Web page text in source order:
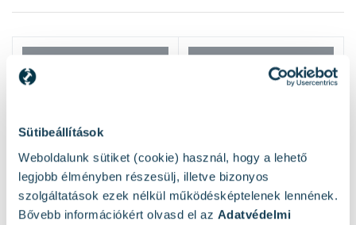
Sütibeállítások
Weboldalunk sütiket (cookie) használ, hogy a lehető
legjobb élményben részesülj, illetve bizonyos
szolgáltatások ezek nélkül működésképtelenek lennének.
Bővebb információkért olvasd el az Adatvédelmi